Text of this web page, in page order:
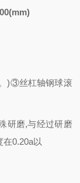
)③丝杠轴钢球滚
研磨,与经过研磨
0.20a以